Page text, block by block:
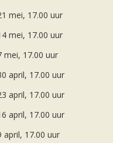
mei, 17.00 uur
mei, 17.00 uur
mei, 17.00 uur
april, 17.00 uur
april, 17.00 uur
april, 17.00 uur
april, 17.00 uur